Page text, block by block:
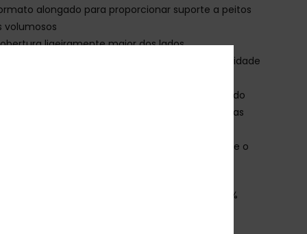
alongado para proporcionar suporte a peitos
volumosos
ligeiramente maior dos lados
Decote profundo sem costuras para maior estabilidade
Estrutura lateral no peito para um suporte reforçado
Acabamentos sem costuras para complementar as
Costuras em ziguezague no interior para evitar que o
[Tecido principal] 91% nylon reciclado, 9%